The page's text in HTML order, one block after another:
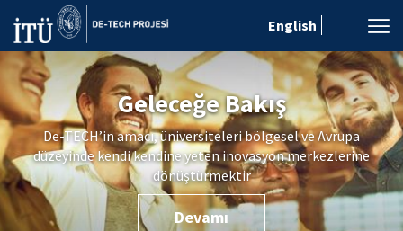
English
Geleceğe Bakış
De-TECH’in amacı, üniversiteleri bölgesel ve Avrupa
düzeyinde kendi kendine yeten inovasyon merkezlerine
dönüştürmektir
Devamı